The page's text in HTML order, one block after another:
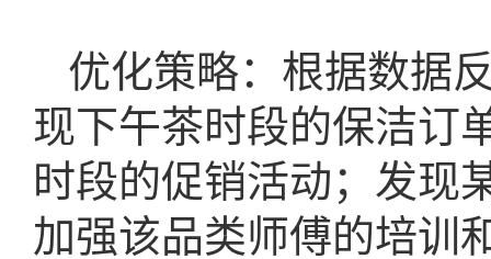
优化策略：根据数据
现下午茶时段的保洁订
时段的促销活动；发现
加强该品类师傅的培训